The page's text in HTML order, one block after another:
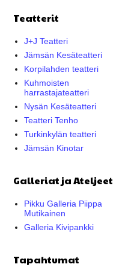
Teatterit
J+J Teatteri
Jämsän Kesäteatteri
Korpilahden teatteri
Kuhmoisten
harrastajateatteri
Nysän Kesäteatteri
Teatteri Tenho
Turkinkylän teatteri
Jämsän Kinotar
Galleriat ja Ateljeet
Pikku Galleria Piippa
Mutikainen
Galleria Kivipankki
Tapahtumat